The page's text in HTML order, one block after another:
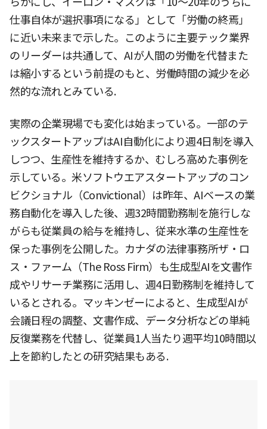
仕事自体が選択事項になる」として「労働の終焉」
に近い未来まで示した。このように主要テック業界
のリーダーは共通して、AIが人間の労働を代替また
は縮小するという前提のもと、労働時間の減少を必
然的な流れとみている.
実際の企業現場でも変化は始まっている。一部のテ
ックスタートアップはAI自動化により週4日制を導入
しつつ、生産性を維持するか、むしろ高めた事例を
示している。米ソフトウエアスタートアップのコン
ビクショナル（Convictional）は昨年、AIベースの業
務自動化を導入した後、週32時間勤務制を施行しな
がらも従業員の給与を維持し、従来水準の生産性を
保った事例を公開した。カナダの法律事務所ザ・ロ
ス・ファーム（The Ross Firm）も生成型AIを文書作
成やリサーチ業務に活用し、週4日勤務制を維持して
いるとされる。マッキンゼーによると、生成型AIが
会議日程の調整、文書作成、データ分析などの単純
反復業務を代替し、従業員1人当たり週平均10時間以
上を節約したとの研究結果もある.